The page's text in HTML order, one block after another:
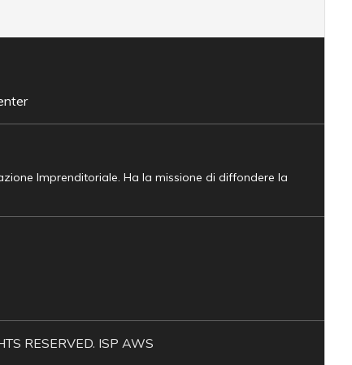
Imprenditoriale. Ha la missione di diffondere la
RESERVED. ISP AWS